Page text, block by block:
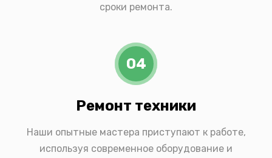
сроки ремонта.
04
Ремонт техники
Наши опытные мастера приступают к работе,
используя современное оборудование и